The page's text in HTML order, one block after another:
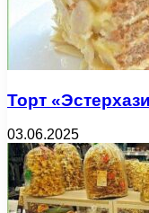
Торт
03.06.2025